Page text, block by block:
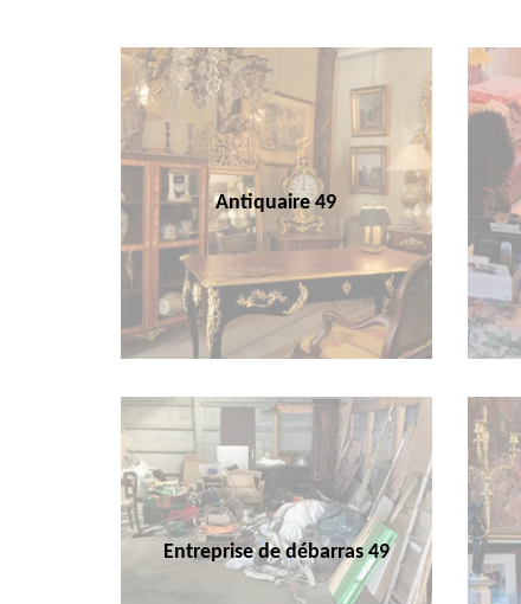
Antiquaire 49
Entreprise de débarras 49